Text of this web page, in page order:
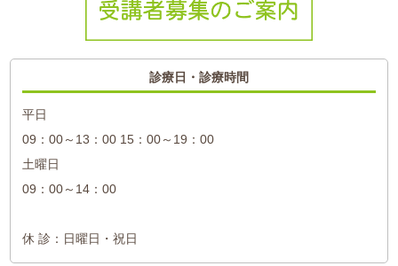
診療日・診療時間
平日
09：00～13：00 15：00～19：00
土曜日
09：00～14：00
休 診：日曜日・祝日